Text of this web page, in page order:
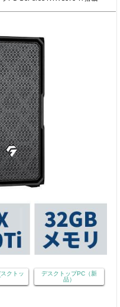
クトッ
デスクトップPC（新
品）